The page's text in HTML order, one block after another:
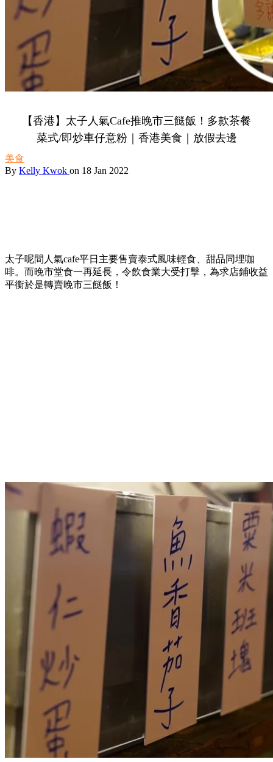
【香港】太子人氣Cafe推晚市三餸飯！多款茶餐
菜式/即炒車仔意粉｜香港美食｜放假去邊
美食
By Kelly Kwok on 18 Jan 2022
太子呢間人氣cafe平日主要售賣泰式風味輕食、甜品同埋咖
啡。而晚市堂食一再延長，令飲食業大受打擊，為求店鋪收益
平衡於是轉賣晚市三餸飯！